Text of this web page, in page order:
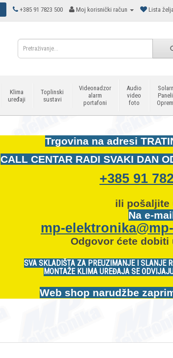
+385 91 7823 500 Moj korisnički račun Lista
Klima
uređaji
Toplinski
sustavi
Videonadzor
alarm
portafoni
Audio
video
foto
Trgovina na adresi
CALL CENTAR RADI SVAKI DAN
+385 91
ili pošaljite
Na e-
mp-
Odgovor ćete dobiti
SVA SKLADIŠTA ZA PREUZIMANJE I SLANJE
MONTAŽE KLIMA UREĐAJA SE
Web shop narudžbe